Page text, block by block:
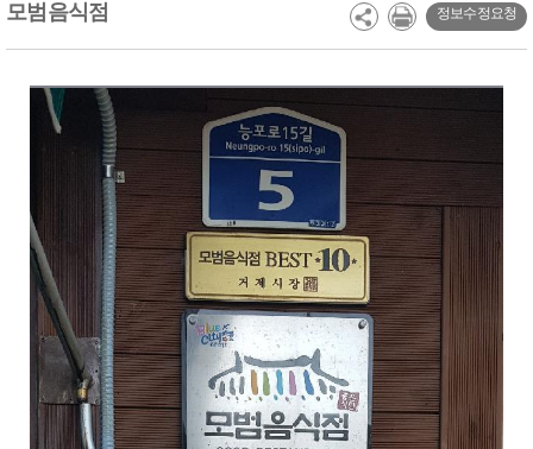
모범음식점 정보수정요청